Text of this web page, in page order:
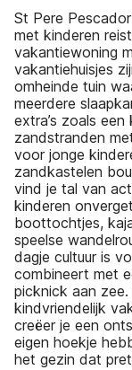
St Pere
met kinderen
vakantiewoning
vakantiehuisjes
omheinde tuin
meerdere
extra’s zoals
zandstranden
voor jonge
zandkastelen
vind je tal van
kinderen
boottochtjes,
speelse
dagje cultuur is
combineert met
picknick aan
kindvriendelijk
creëer je een
eigen hoekje
het gezin dat